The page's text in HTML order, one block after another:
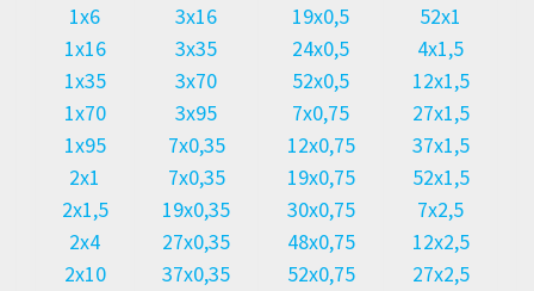
1х6
1х16
1х35
1х70
1х95
2х1
2х1,5
2х4
2х10
3х16
3х35
3х70
3х95
7х0,35
7х0,35
19х0,35
27х0,35
37х0,35
19х0,5
24х0,5
52х0,5
7х0,75
12х0,75
19х0,75
30х0,75
48х0,75
52х0,75
52х1
4х1,5
12х1,5
27х1,5
37х1,5
52х1,5
7х2,5
12х2,5
27х2,5